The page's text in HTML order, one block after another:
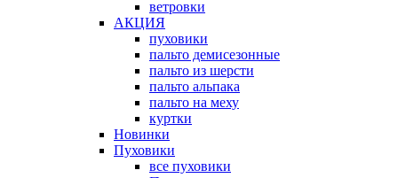
ветровки
АКЦИЯ
пуховики
пальто демисезонные
пальто из шерсти
пальто альпака
пальто на меху
куртки
Новинки
Пуховики
все пуховики